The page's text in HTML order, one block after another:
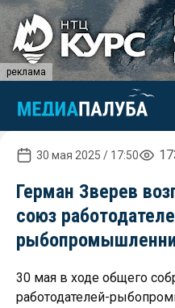
реклама
30 мая 2025 / 17:50
Герман Зверев
союз
30 мая в ходе общего
работодателей-